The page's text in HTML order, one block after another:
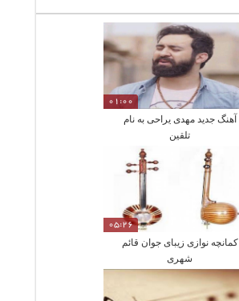
01:00
آهنگ جدید مهدی یراحی به نام
تلقین
05:26
کمانچه نوازی زیبای جوان قائم
شهری